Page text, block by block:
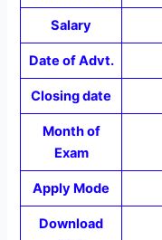
Salary
Date of Advt.
Closing date
Month of
Exam
Apply Mode
Download